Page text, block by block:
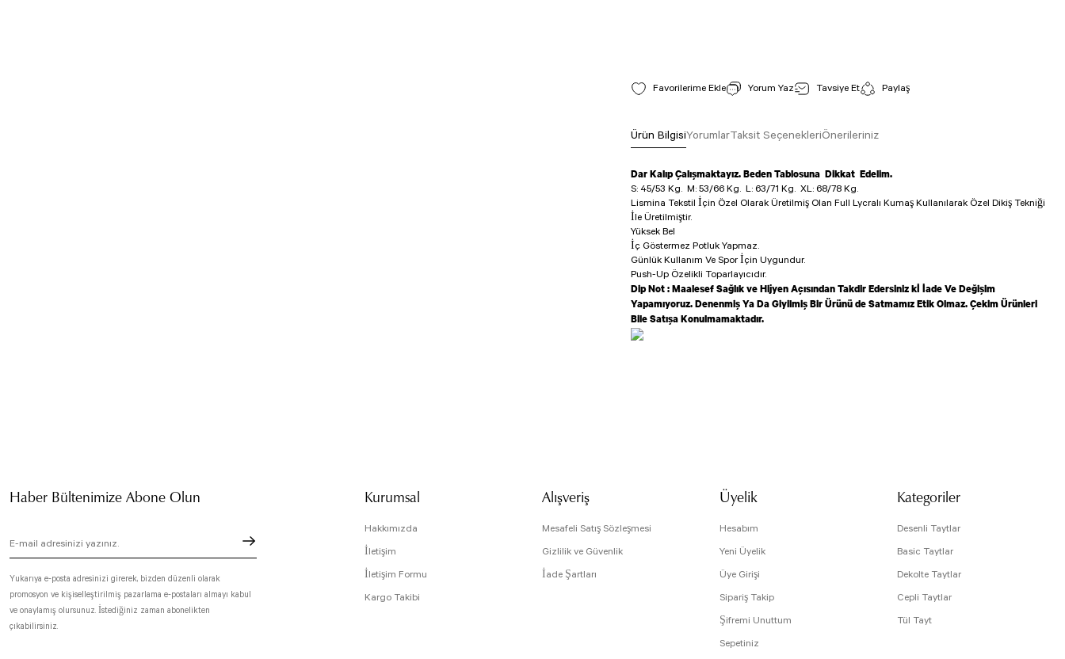
Stok Kodu : 244
Toledo Spor Bustiyer Haki Renk 524
990,00 TL
Yorum Yaz Tavsiye Et Paylaş
Ürün BilgisiYorumlarTaksit SeçenekleriÖnerileriniz
Dar Kalıp Çalışmaktayız. Beden Tablosuna Dikkat Edelim.
S: 45/53 Kg. M: 53/66 Kg. L: 63/71 Kg. XL: 68/78 Kg.
Lismina Tekstil İçin Özel Olarak Üretilmiş Olan Full Lycralı Kumaş Kullanılarak Özel Dikiş Tekniği
İle Üretilmiştir.
Yüksek Bel
İç Göstermez Potluk Yapmaz.
Günlük Kullanım Ve Spor İçin Uygundur.
Push-Up Özelikli Toparlayıcıdır.
Dip Not : Maalesef Sağlık ve Hijyen Açısından Takdir Edersiniz kİ İade Ve Değişim
Yapamıyoruz. Denenmiş Ya Da Giyilmiş Bir Ürünü de Satmamız Etik Olmaz. Çekim Ürünleri
Bile Satışa Konulmamaktadır.
Ürün bilgilerinde hatalar bulunuyor.
Ürün fiyatı diğer sitelerden daha pahalı.
Bu ürüne benzer farklı alternatifler olmalı.
Haber Bültenimize Abone Olun
Yukarıya e-posta adresinizi girerek, bizden düzenli olarak
promosyon ve kişiselleştirilmiş pazarlama e-postaları almayı kabul
ve onaylamış olursunuz. İstediğiniz zaman abonelikten
çıkabilirsiniz.
Kurumsal
Hakkımızda
İletişim
İletişim Formu
Kargo Takibi
Alışveriş
Mesafeli Satış Sözleşmesi
Gizlilik ve Güvenlik
İade Şartları
Üyelik
Hesabım
Yeni Üyelik
Üye Girişi
Sipariş Takip
Şifremi Unuttum
Sepetiniz
Kategoriler
Desenli Taytlar
Basic Taytlar
Dekolte Taytlar
Cepli Taytlar
Tül Tayt